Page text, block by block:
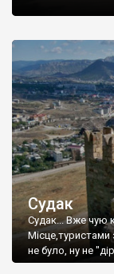
Судак
Судак... Вже чую
не було, ну не